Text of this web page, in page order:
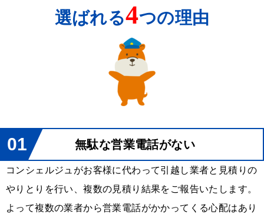
選ばれる4つの理由
01 無駄な営業電話がない
コンシェルジュがお客様に代わって引越し業者と見積りの
やりとりを行い、複数の見積り結果をご報告いたします。
よって複数の業者から営業電話がかかってくる心配はあり